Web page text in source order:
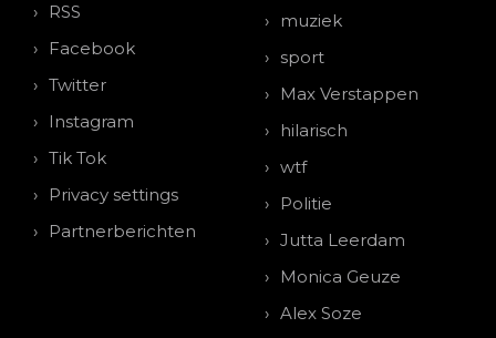
RSS
Facebook
Twitter
Instagram
Tik Tok
Privacy settings
Partnerberichten
muziek
sport
Max Verstappen
hilarisch
wtf
Politie
Jutta Leerdam
Monica Geuze
Alex Soze